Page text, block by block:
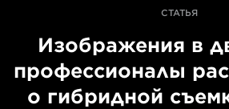
СТАТЬЯ
Изображения в
профессионалы
о гибридной